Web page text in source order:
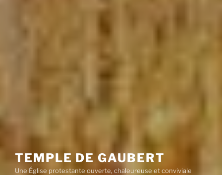
TEMPLE DE GAUBERT
Une Église protestante ouverte, chaleureuse et conviviale